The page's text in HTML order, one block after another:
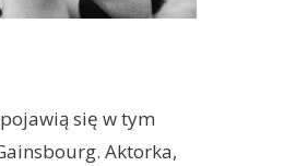
się w tym
Aktorka,